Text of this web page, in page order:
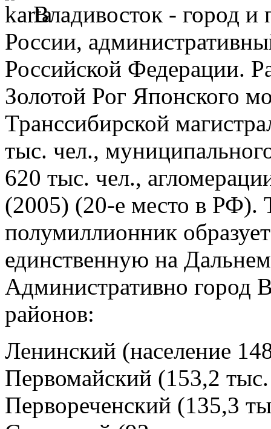
Владивосток - город и
России,
Российской Федерации.
Золотой Рог Японского
Транссибирской
тыс. чел.,
620 тыс. чел.,
(2005) (20-е место в РФ).
полумиллионник
единственную на
Административно город
районов:
Ленинский (население
Первомайский (153,2
Первореченский (135,3